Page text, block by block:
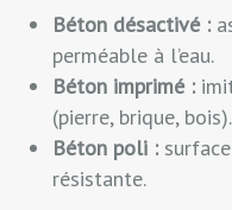
Béton désactivé :
perméable à l’eau.
Béton imprimé :
(pierre, brique, bois).
Béton poli :
résistante.